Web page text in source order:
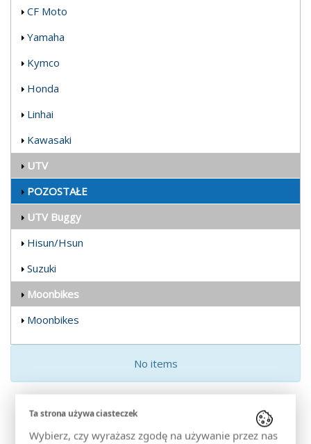
CF Moto
Yamaha
Kymco
Honda
Linhai
Kawasaki
UTV
POZOSTAŁE
UTV Buggy
Hisun/Hsun
Suzuki
Moonbikes
Moonbikes
No items
Služby spojené s organizovaním výletov na štvorkolkách a
snežných skútroch v Zakopanom a okolí, Witów eXtreme
Ta strona używa ciasteczek
Wybierz, czy wyrażasz zgodę na używanie przez nas